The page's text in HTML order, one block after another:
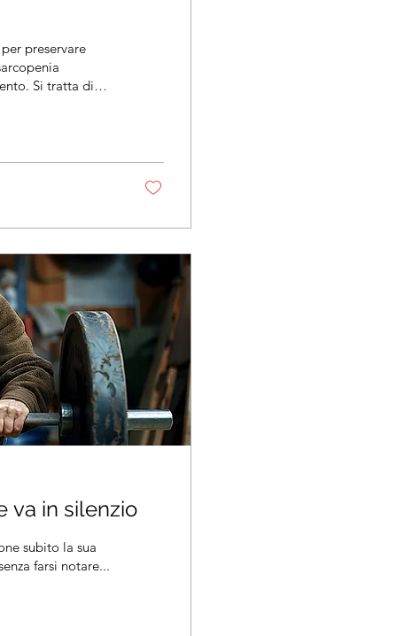
preservare
Si tratta di
il
va in silenzio
subito la sua
farsi notare...